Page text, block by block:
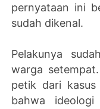
pernyataan ini
sudah dikenal.
Pelakunya
warga
petik dari kasus
bahwa